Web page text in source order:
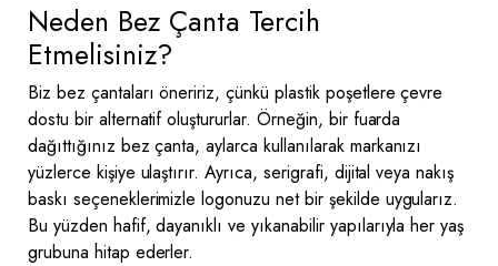
Neden Bez Çanta Tercih
Etmelisiniz?
Biz bez çantaları öneririz, çünkü plastik poşetlere çevre
dostu bir alternatif oluştururlar. Örneğin, bir fuarda
dağıttığınız bez çanta, aylarca kullanılarak markanızı
yüzlerce kişiye ulaştırır. Ayrıca, serigrafi, dijital veya nakış
baskı seçeneklerimizle logonuzu net bir şekilde uygularız.
Bu yüzden hafif, dayanıklı ve yıkanabilir yapılarıyla her yaş
grubuna hitap ederler.